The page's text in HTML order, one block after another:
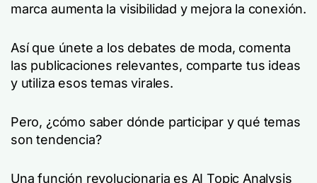
marca aumenta la visibilidad y mejora la conexión.
Así que únete a los debates de moda, comenta
las publicaciones relevantes, comparte tus ideas
y utiliza esos temas virales.
Pero, ¿cómo saber dónde participar y qué temas
son tendencia?
Una función revolucionaria es AI Topic Analysis